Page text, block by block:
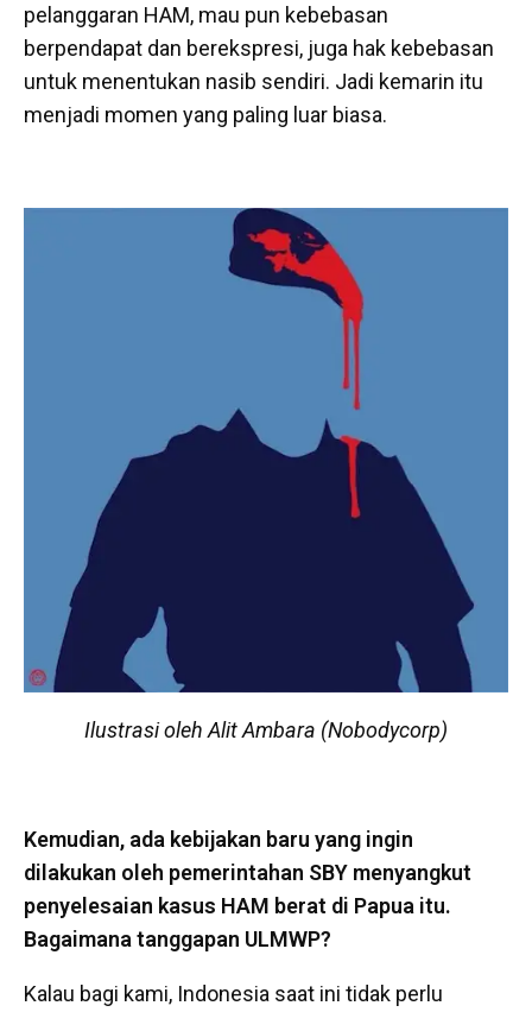
pelanggaran HAM, mau pun kebebasan
berpendapat dan berekspresi, juga hak kebebasan
untuk menentukan nasib sendiri. Jadi kemarin itu
menjadi momen yang paling luar biasa.
Ilustrasi oleh Alit Ambara (Nobodycorp)
Kemudian, ada kebijakan baru yang ingin
dilakukan oleh pemerintahan SBY menyangkut
penyelesaian kasus HAM berat di Papua itu.
Bagaimana tanggapan ULMWP?
Kalau bagi kami, Indonesia saat ini tidak perlu